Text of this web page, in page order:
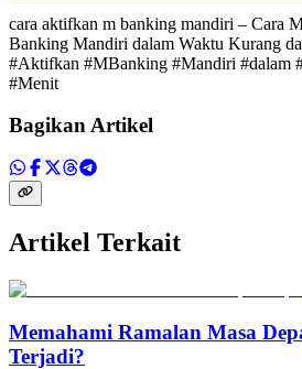
cara aktifkan m banking mandiri – Cara
Banking Mandiri dalam Waktu Kurang
#Aktifkan #MBanking #Mandiri #dalam
#Menit
Bagikan Artikel
Artikel Terkait
Memahami Ramalan Masa
Terjadi?